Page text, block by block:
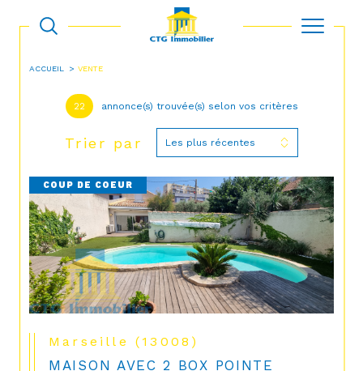
ACCUEIL VENTE
22 annonce(s) trouvée(s) selon vos critères
Trier par Les plus récentes
COUP DE COEUR
Marseille (13008)
MAISON AVEC 2 BOX POINTE